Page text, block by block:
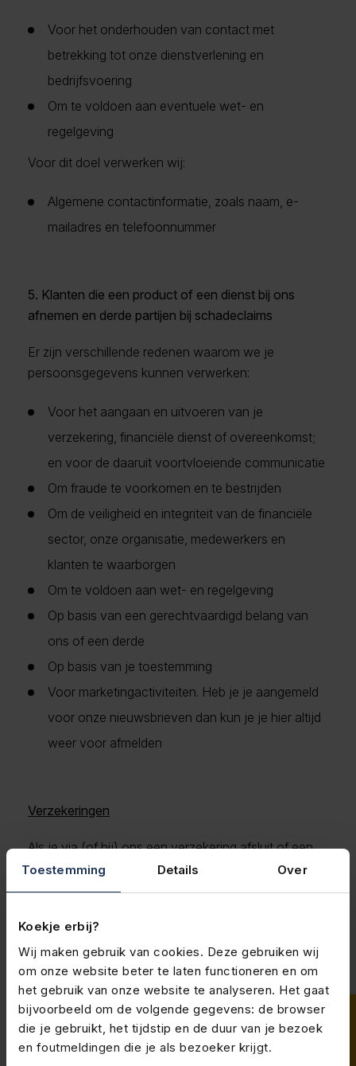
Toestemming Details Over
Koekje erbij?
Wij maken gebruik van cookies. Deze gebruiken wij
om onze website beter te laten functioneren en om
het gebruik van onze website te analyseren. Het gaat
bijvoorbeeld om de volgende gegevens: de browser
die je gebruikt, het tijdstip en de duur van je bezoek
en foutmeldingen die je als bezoeker krijgt.
Voor het onderhouden van contact met
betrekking tot onze dienstverlening en
bedrijfsvoering
Om te voldoen aan eventuele wet- en
regelgeving
Voor dit doel verwerken wij:
Algemene contactinformatie, zoals naam, e-
mailadres en telefoonnummer
5. Klanten die een product of een dienst bij ons
afnemen en derde partijen bij schadeclaims
Er zijn verschillende redenen waarom we je
persoonsgegevens kunnen verwerken:
Voor het aangaan en uitvoeren van je
verzekering, financiële dienst of overeenkomst;
en voor de daaruit voortvloeiende communicatie
Om fraude te voorkomen en te bestrijden
Om de veiligheid en integriteit van de financiële
sector, onze organisatie, medewerkers en
klanten te waarborgen
Om te voldoen aan wet- en regelgeving
Op basis van een gerechtvaardigd belang van
ons of een derde
Op basis van je toestemming
Voor marketingactiviteiten. Heb je je aangemeld
voor onze nieuwsbrieven dan kun je je hier altijd
weer voor afmelden
Verzekeringen
Als je via (of bij) ons een verzekering afsluit of een
schade indient, verwerken wij persoonsgegevens.
Dit geldt voor schadeverzekeringen (zoals een
inkomensverzekeringen (zoals een verzuim- of
arbeidsongeschiktheidsverzekering) en
levensverzekeringen (zoals een overlijdensrisico- of
pensioenverzekering). Hiervoor vragen wij onder
andere de volgende persoonsgegevens:
Naam, adres, woonplaats, geboortedatum,